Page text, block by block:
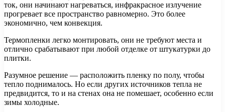
ток, они начинают нагреваться, инфракрасное излучение
прогревает все пространство равномерно. Это более
экономично, чем конвекция.
Термопленки легко монтировать, они не требуют места и
отлично срабатывают при любой отделке от штукатурки до
плитки.
Разумное решение — расположить пленку по полу, чтобы
тепло поднималось. Но если других источников тепла не
предвидится, то и на стенах она не помешает, особенно если
зимы холодные.